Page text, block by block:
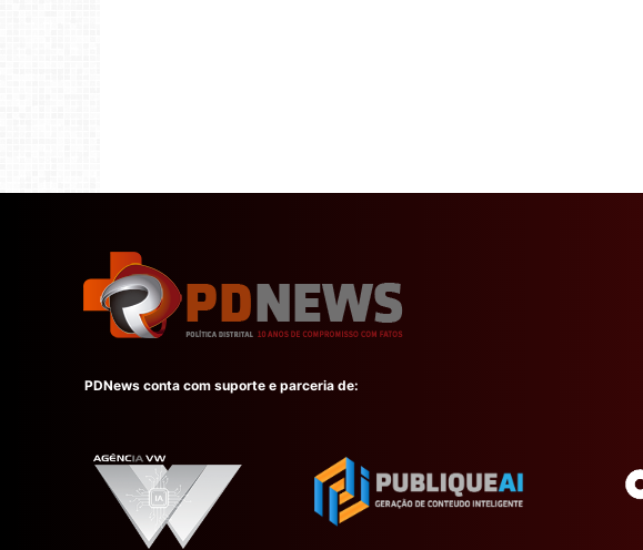
PDNews conta com suporte e parceria de: